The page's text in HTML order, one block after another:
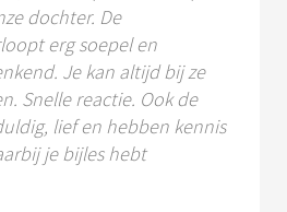
dochter. De
erg soepel en
Je kan altijd bij ze
Snelle reactie. Ook de
lief en hebben kennis
je bijles hebt